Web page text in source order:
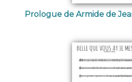
Prologue de Armide de